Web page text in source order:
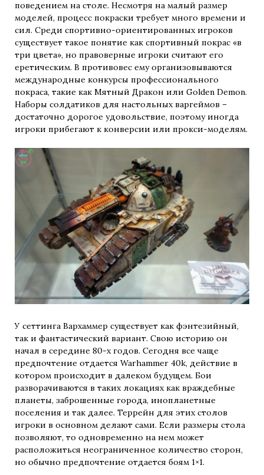
поведением на столе. Несмотря на малый размер
моделей, процесс покраски требует много времени и
сил. Среди спортивно-ориентированных игроков
существует такое понятие как спортивный покрас «в
три цвета», но правоверные игроки считают его
еретическим. В противовес ему организовываются
международные конкурсы профессионального
покраса, такие как Мятный Дракон или Golden Demon.
Наборы солдатиков для настольных варгеймов –
достаточно дорогое удовольствие, поэтому иногда
игроки прибегают к конверсии или прокси-моделям.
У сеттинга Вархаммер существует как фэнтезийный,
так и фантастический вариант. Свою историю он
начал в середине 80-х годов. Сегодня все чаще
предпочтение отдается Warhammer 40k, действие в
котором происходит в далеком будущем. Бои
разворачиваются в таких локациях как враждебные
планеты, заброшенные города, инопланетные
поселения и так далее. Террейн для этих столов
игроки в основном делают сами. Если размеры стола
позволяют, то одновременно на нем может
расположиться неограниченное количество сторон,
но обычно предпочтение отдается боям 1×1.